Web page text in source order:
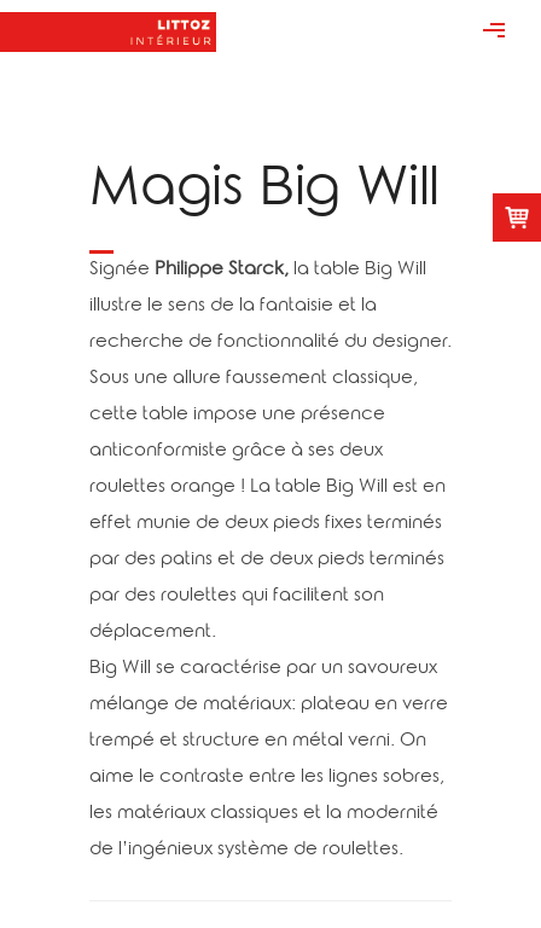
Magis Big Will
Signée Philippe Starck, la table Big Will
illustre le sens de la fantaisie et la
recherche de fonctionnalité du designer.
Sous une allure faussement classique,
cette table impose une présence
anticonformiste grâce à ses deux
roulettes orange ! La table Big Will est en
effet munie de deux pieds fixes terminés
par des patins et de deux pieds terminés
par des roulettes qui facilitent son
déplacement.
Big Will se caractérise par un savoureux
mélange de matériaux: plateau en verre
trempé et structure en métal verni. On
aime le contraste entre les lignes sobres,
les matériaux classiques et la modernité
de l’ingénieux système de roulettes.